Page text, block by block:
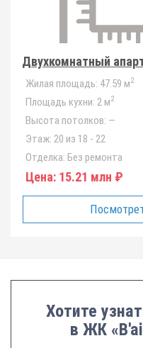
Двухкомнатный
Жилая площадь: 47.59 м2
Площадь кухни: 2 м2
Высота потолков: —
Этаж: 20 из 18 - 22
Отделка: Без ремонта
Цена: 15.21 млн ₽
Хотите
в ЖК